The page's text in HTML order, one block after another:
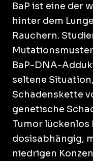
BaP ist eine der
hinter dem
Rauchern.
BaP-DNA-
seltene
Schadenskette
genetische
Tumor
dosisabhängig,
niedrigen